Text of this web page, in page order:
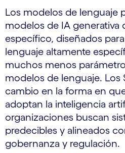
Los modelos de lenguaje
modelos de IA generativa
específico, diseñados
lenguaje altamente
muchos menos
modelos de lenguaje. Los
cambio en la forma en
adoptan la inteligencia
organizaciones buscan
predecibles y alineados
gobernanza y regulación.